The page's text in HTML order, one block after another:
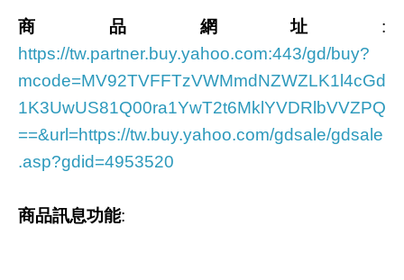
商品網址 :
https://tw.partner.buy.yahoo.com:443/gd/buy?
mcode=MV92TVFFTzVWMmdNZWZLK1l4cGd
1K3UwUS81Q00ra1YwT2t6MklYVDRlbVVZPQ
==&url=https://tw.buy.yahoo.com/gdsale/gdsale
.asp?gdid=4953520
商品訊息功能: